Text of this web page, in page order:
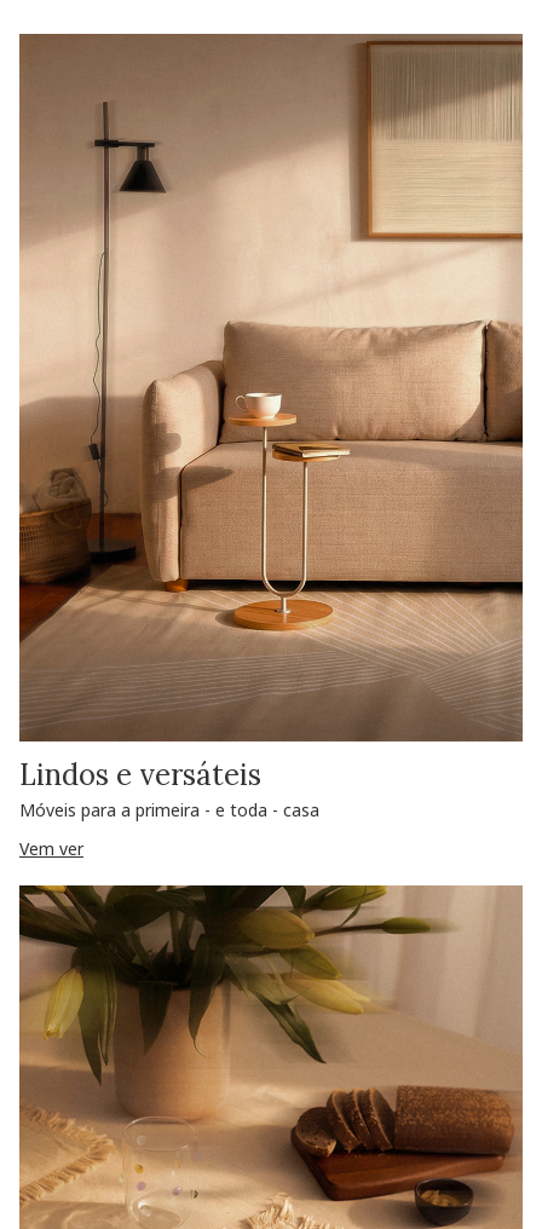
Lindos e versáteis
Móveis para a primeira - e toda - casa
Vem ver